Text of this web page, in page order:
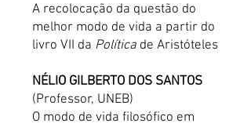
A recolocação da questão do
melhor modo de vida a partir do
livro VII da Política de Aristóteles
NÉLIO GILBERTO DOS SANTOS
(Professor, UNEB)
O modo de vida filosófico em